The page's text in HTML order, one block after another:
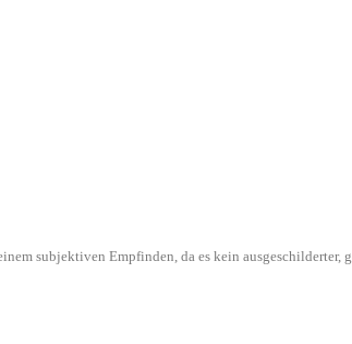
subjektiven Empfinden, da es kein